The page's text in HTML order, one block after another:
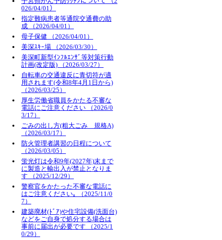
026/04/01）
指定難病患者等通院交通費の助
成 （2026/04/01）
母子保健 （2026/04/01）
美深ｽｷｰ場 （2026/03/30）
美深町新型ｲﾝﾌﾙｴﾝｻﾞ等対策行動
計画(改定版) （2026/03/27）
自転車の交通違反に青切符が適
用されます(令和8年4月1日から)
（2026/03/25）
厚生労働省職員をかたる不審な
電話にご注意ください （2026/0
3/17）
ごみの出し方(粗大ごみ 規格A)
（2026/03/17）
防火管理者講習の日程について
（2026/03/05）
蛍光灯は令和9年(2027年)末まで
に製造と輸出入が禁止となりま
す （2025/12/29）
警察官をかたった不審な電話に
はご注意ください｡ （2025/11/0
7）
建築廃材(ﾄﾞｱ)や住宅設備(洗面台)
などをご自身で処分する場合は
事前に届出が必要です （2025/1
0/29）